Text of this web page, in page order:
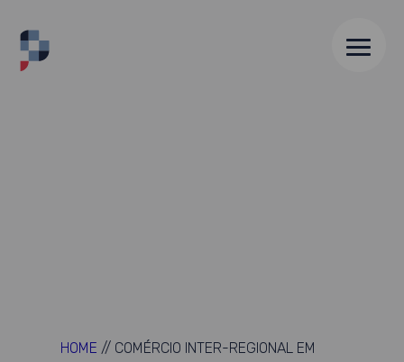
HOME // COMÉRCIO INTER-REGIONAL EM